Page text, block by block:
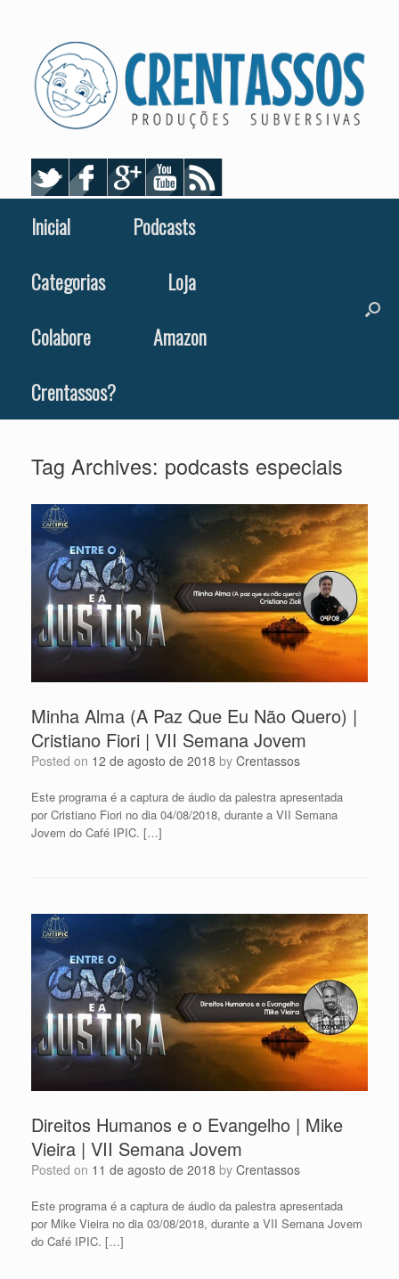
Inicial
Podcasts
Categorias
Loja
Colabore
Amazon
Crentassos?
Tag Archives: podcasts especiais
Minha Alma (A Paz Que Eu Não Quero) |
Cristiano Fiori | VII Semana Jovem
Posted on 12 de agosto de 2018 by Crentassos
Este programa é a captura de áudio da palestra apresentada
por Cristiano Fiori no dia 04/08/2018, durante a VII Semana
Jovem do Café IPIC. […]
Direitos Humanos e o Evangelho | Mike
Vieira | VII Semana Jovem
Posted on 11 de agosto de 2018 by Crentassos
Este programa é a captura de áudio da palestra apresentada
por Mike Vieira no dia 03/08/2018, durante a VII Semana Jovem
do Café IPIC. […]